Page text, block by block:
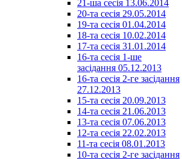
21-ша сесія 13.06.2014
20-та сесія 29.05.2014
19-та сесія 01.04.2014
18-та сесія 10.02.2014
17-та сесія 31.01.2014
16-та сесія 1-ше
засідання 05.12.2013
16-та сесія 2-ге засідання
27.12.2013
15-та сесія 20.09.2013
14-та сесія 21.06.2013
13-та сесія 07.06.2013
12-та сесія 22.02.2013
11-та сесія 08.01.2013
10-та сесія 2-ге засідання